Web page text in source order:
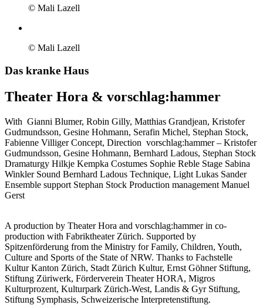
© Mali Lazell
© Mali Lazell
Das kranke Haus
Theater Hora & vorschlag:hammer
With Gianni Blumer, Robin Gilly, Matthias Grandjean, Kristofer
Gudmundsson, Gesine Hohmann, Serafin Michel, Stephan Stock,
Fabienne VilligerConcept, Direction vorschlag:hammer – Kristofer
Gudmundsson, Gesine Hohmann, Bernhard Ladous, Stephan Stock
Dramaturgy Hilkje Kempka Costumes Sophie Reble Stage Sabina
Winkler Sound Bernhard Ladous Technique, Light Lukas Sander
Ensemble support Stephan Stock Production management Manuel
Gerst
A production by Theater Hora and vorschlag:hammer in co-
production with Fabriktheater Zürich. Supported by
Spitzenförderung from the Ministry for Family, Children, Youth,
Culture and Sports of the State of NRW. Thanks to Fachstelle
Kultur Kanton Zürich, Stadt Zürich Kultur, Ernst Göhner Stiftung,
Stiftung Züriwerk, Förderverein Theater HORA, Migros
Kulturprozent, Kulturpark Zürich-West, Landis & Gyr Stiftung,
Stiftung Symphasis, Schweizerische Interpretenstiftung.